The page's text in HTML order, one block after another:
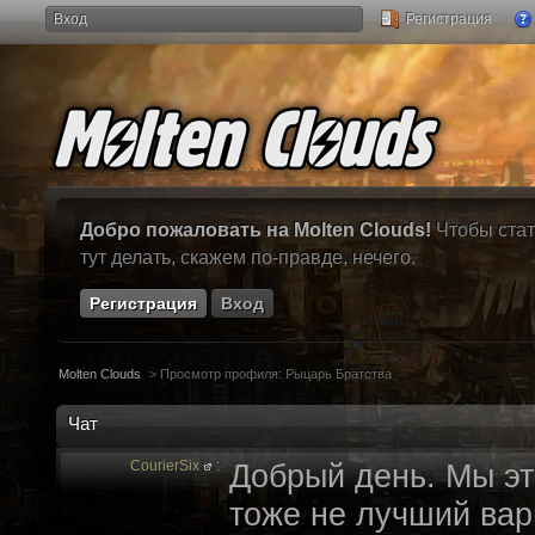
Вход Регистрация
Добро пожаловать на Molten Clouds! Чтобы
тут делать, скажем по-правде, нечего.
Регистрация Вход
Molten Clouds > Просмотр профиля: Рыцарь Братства
Чат
CourierSix : Добрый день. Мы
тоже не лучший